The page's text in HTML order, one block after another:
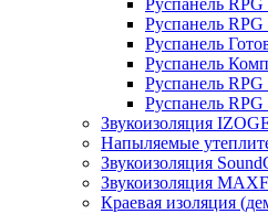
Руспанель
Руспанель
Руспанель
Руспанель
Руспанель RPG
Руспанель RPG
Звукоизоляция
Напыляемые
Звукоизоляция
Звукоизоляция
Краевая изоляция